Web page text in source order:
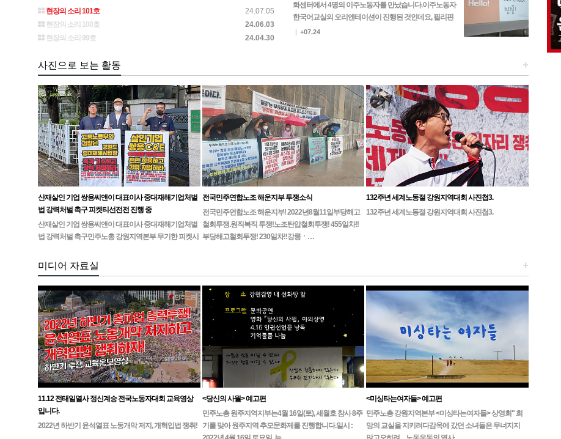
24.07.05
현장의 소리 101호
24.06.03
현장의 소리 100호
24.04.30
현장의 소리 99호
화센터에서 4명의 이주노동자를 만났습니다.이주노동자
한국어교실의 오리엔테이션이 진행된 것인데요, 필리핀
과 네팔 노동자들이 찾아주셨고 이후 진행되는 본 수업에
| +07.24
+
사진으로 보는 활동
산재살인 기업 쌍용씨앤이 대표이사 중대재해기업처벌
법 강력처벌 촉구 피켓티선전전 진행 중
산재살인 기업 쌍용씨앤이 대표이사 중대재해기업처벌
법 강력처벌 촉구민주노총 강원지역본부 무기한 피켓시
전국민주연합노조 해운지부 투쟁소식
전국민주연합노조 해운지부! 2022년8월11일부당해고
철회투쟁.원직복직 투쟁!노조탄압철회투쟁! 455일차!!
부당해고철회투쟁! 230일차!!강릉ㆍ…
132주년 세계노동절 강원지역대회 사진첩3.
132주년 세계노동절 강원지역대회 사진첩3.
+
미디어 자료실
11.12 전태일열사 정신계승 전국노동자대회 교육영상
입니다.
2022년 하반기 윤석열표 노동개악 저지, 개혁입법 쟁취!
<당신의 사월> 예고편
민주노총 원주지역지부는4월 16일(토), 세월호 참사 8주
기를 맞아 원주지역 추모문화제를 진행합니다.일시 :
<미싱타는여자들> 예고편
민주노총 강원지역본부 <미싱타는여자들> 상영회" 희
망의 교실을 지키려다감옥에 갔던 소녀들은 무너지지